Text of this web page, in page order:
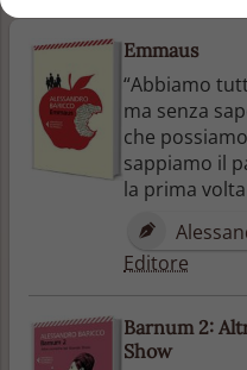
Emmaus
“Abbiamo
ma senza
che
sappiamo il
la prima
Editore
Barnum 2:
Show